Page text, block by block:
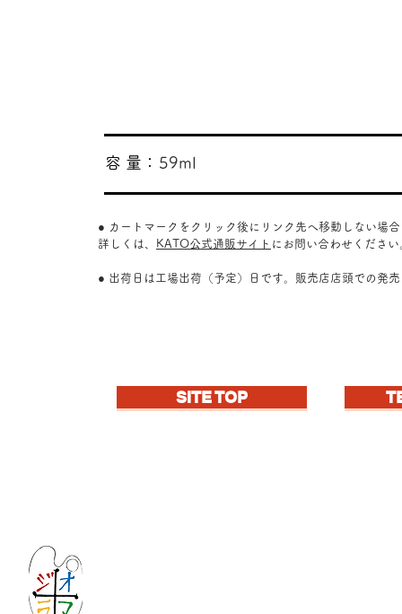
59ml
​容 量：
● カートマークをクリック後にリンク先へ移動しない場
詳しくは、
KATO公式通販サイト にお問い合わせください
● 出荷日は工場出荷（予定）日です。販売店店頭での発
SITE TOP